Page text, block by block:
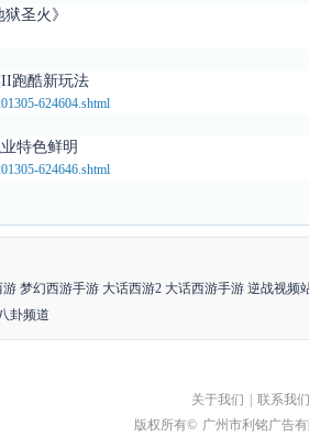
圣火》
跑酷新玩法
624604.shtml
特色鲜明
624646.shtml
游 梦幻西游手游 大话西游2 大话西游手游 逆战视频
卦频道
关于我们 联系我们
版权所有© 广州市利铭广告有